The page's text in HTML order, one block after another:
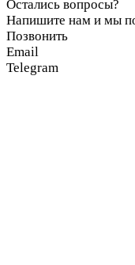
Остались вопросы?
Напишите нам и мы
Позвонить
Email
Telegram